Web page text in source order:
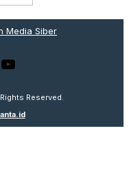
Media Siber
YouTube
Rights Reserved.